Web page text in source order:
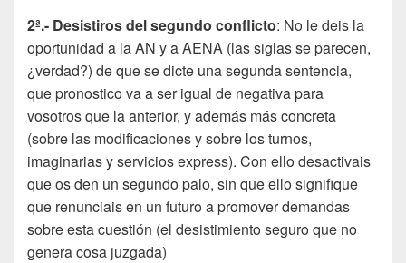
2ª.- Desistiros del segundo conflicto: No le deis la
oportunidad a la AN y a AENA (las siglas se parecen,
¿verdad?) de que se dicte una segunda sentencia,
que pronostico va a ser igual de negativa para
vosotros que la anterior, y además más concreta
(sobre las modificaciones y sobre los turnos,
imaginarias y servicios express). Con ello desactivais
que os den un segundo palo, sin que ello signifique
que renunciais en un futuro a promover demandas
sobre esta cuestión (el desistimiento seguro que no
genera cosa juzgada)